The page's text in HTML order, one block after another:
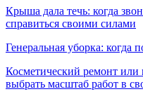
Крыша дала течь: когда
справиться своими силами
Генеральная уборка: когда
Косметический ремонт или
выбрать масштаб работ в